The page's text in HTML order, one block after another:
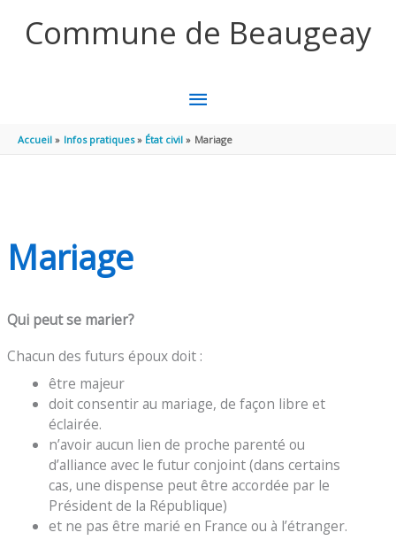
Commune de Beaugeay
MENU
PRINCIPAL
Accueil Infos pratiques État civil Mariage
Mariage
Qui peut se marier?
Chacun des futurs époux doit :
être majeur
doit consentir au mariage, de façon libre et
éclairée.
n’avoir aucun lien de proche parenté ou
d’alliance avec le futur conjoint (dans certains
cas, une dispense peut être accordée par le
Président de la République)
et ne pas être marié en France ou à l’étranger.